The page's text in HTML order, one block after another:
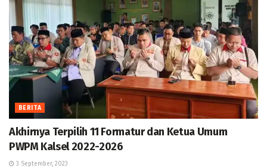
BERITA
Akhirnya Terpilih 11 Formatur dan Ketua Umum
PWPM Kalsel 2022-2026
3 September, 2023